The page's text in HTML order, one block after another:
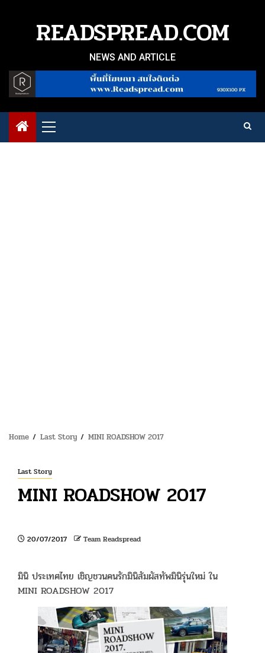
READSPREAD.COM
NEWS AND ARTICLE
Primary
Menu
Home Last Story MINI ROADSHOW 2017
Last Story
MINI ROADSHOW 2017
20/07/2017 Team Readspread
มินิ ประเทศไทย เชิญชวนคนรักมินิสัมผัสทัพมินิรุ่นใหม่ ใน
MINI ROADSHOW 2017